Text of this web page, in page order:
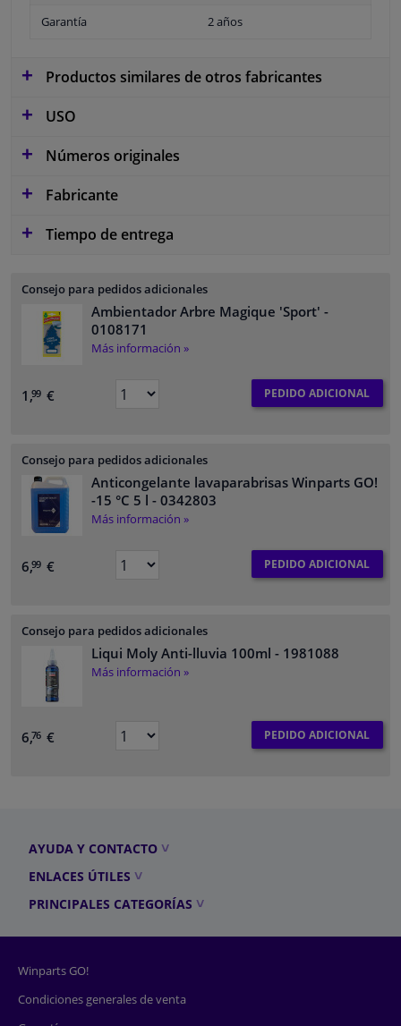
Garantía 2 años
Productos similares de otros fabricantes
USO
Números originales
Fabricante
Tiempo de entrega
Consejo para pedidos adicionales
Ambientador Arbre Magique 'Sport' -
0108171
Más información »
1,99 € PEDIDO ADICIONAL
Consejo para pedidos adicionales
Anticongelante lavaparabrisas Winparts GO!
-15 °C 5 l - 0342803
Más información »
6,99 € PEDIDO ADICIONAL
Consejo para pedidos adicionales
Liqui Moly Anti-lluvia 100ml - 1981088
Más información »
6,76 € PEDIDO ADICIONAL
AYUDA Y CONTACTO
ENLACES ÚTILES
PRINCIPALES CATEGORÍAS
Winparts GO!
Condiciones generales de venta